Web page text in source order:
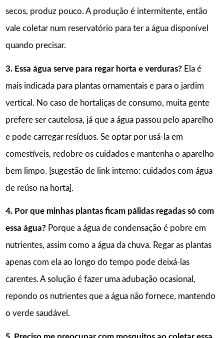
secos, produz pouco. A produção é intermitente, então
vale coletar num reservatório para ter a água disponível
quando precisar.
3. Essa água serve para regar horta e verduras?Ela é
mais indicada para plantas ornamentais e para o jardim
vertical. No caso de hortaliças de consumo, muita gente
prefere ser cautelosa, já que a água passou pelo aparelho
e pode carregar resíduos. Se optar por usá-la em
comestíveis, redobre os cuidados e mantenha o aparelho
bem limpo. [sugestão de link interno: cuidados com água
de reúso na horta].
4. Por que minhas plantas ficam pálidas regadas só com
essa água?Porque a água de condensação é pobre em
nutrientes, assim como a água da chuva. Regar as plantas
apenas com ela ao longo do tempo pode deixá-las
carentes. A solução é fazer uma adubação ocasional,
repondo os nutrientes que a água não fornece, mantendo
o verde saudável.